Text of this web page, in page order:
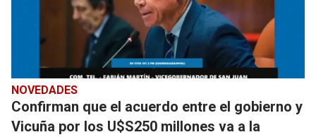
NOVEDADES
Confirman que el acuerdo entre el gobierno y
Vicuña por los U$S250 millones va a la